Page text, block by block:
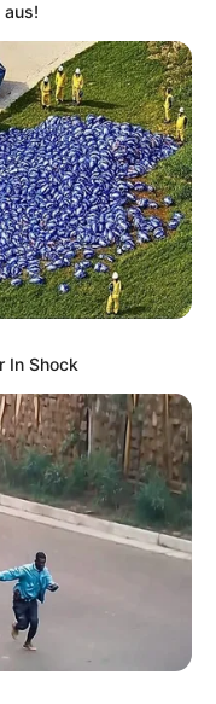
aus!
In Shock